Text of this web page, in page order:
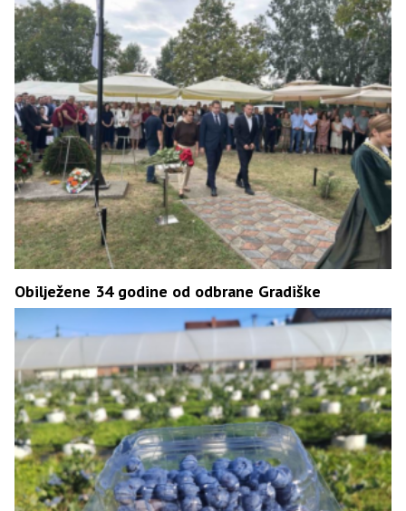
Obilježene 34 godine od odbrane Gradiške